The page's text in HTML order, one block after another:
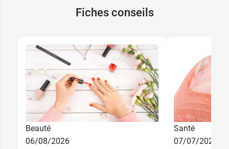
Fiches conseils
Beauté
06/08/2026
Santé
07/07/2026